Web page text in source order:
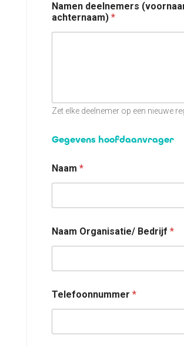
Namen deelnemers
achternaam) *
Zet elke deelnemer op een nieuwe
Gegevens hoofdaanvrager
Naam *
Naam Organisatie/ Bedrijf *
Telefoonnummer *